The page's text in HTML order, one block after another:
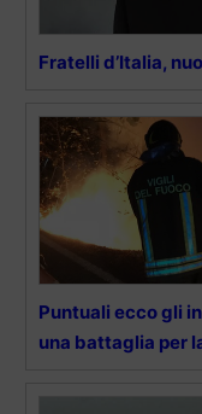
Fratelli d’Italia,
Puntuali ecco gli
una battaglia per